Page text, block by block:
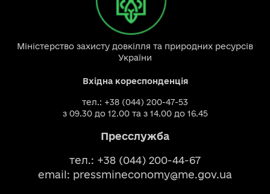
Міністерство захисту довкілля та природних ресурсів
України
Вхідна кореспонденція
тел.: +38 (044) 200-47-53
з 09.30 до 12.00 та з 14.00 до 16.45
Пресслужба
тел.: +38 (044) 200-44-67
email: pressmineconomy@me.gov.ua